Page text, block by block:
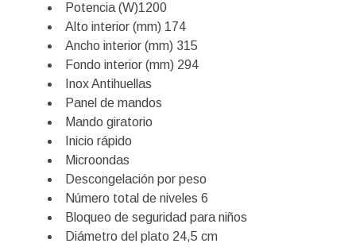
Potencia (W)1200
Alto interior (mm) 174
Ancho interior (mm) 315
Fondo interior (mm) 294
Inox Antihuellas
Panel de mandos
Mando giratorio
Inicio rápido
Microondas
Descongelación por peso
Número total de niveles 6
Bloqueo de seguridad para niños
Diámetro del plato 24,5 cm